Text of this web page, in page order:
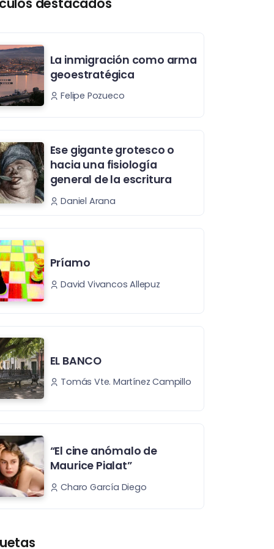
La inmigración como arma
geoestratégica
Felipe Pozueco
Ese gigante grotesco o
hacia una fisiología
general de la escritura
Daniel Arana
Príamo
David Vivancos Allepuz
EL BANCO
Tomás Vte. Martínez Campillo
“El cine anómalo de
Maurice Pialat”
Charo García Diego